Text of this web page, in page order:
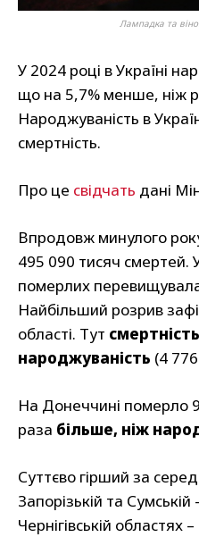
Лампадка та
У 2024 році в Україні
що на 5,7% менше, ніж
Народжуваність в
смертність.
Про це свідчать дані
Впродовж минулого
495 090 тисяч смертей. У
померлих
Найбільший розрив
області. Тут
народжуваність (4
На Донеччині померло
раза більше, ніж
Суттєво гірший за
Запорізькій та Сумській
Чернігівській областях